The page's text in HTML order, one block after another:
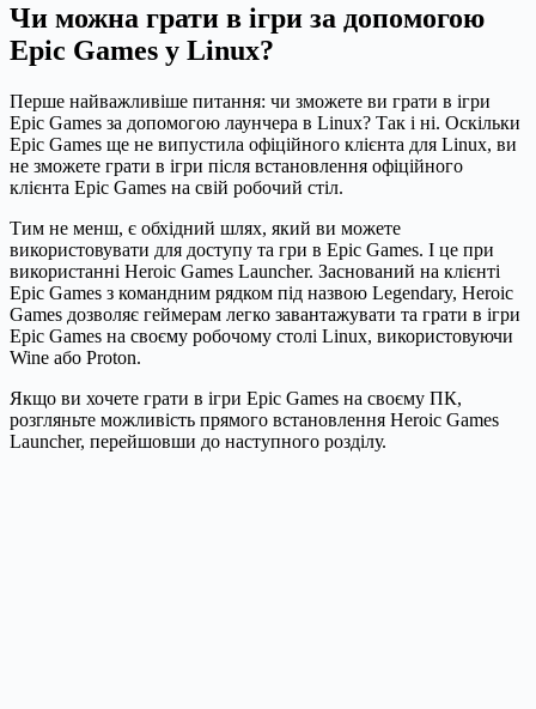
Чи можна грати в ігри за допомогою
Epic Games у Linux?
Перше найважливіше питання: чи зможете ви грати в ігри
Epic Games за допомогою лаунчера в Linux? Так і ні. Оскільки
Epic Games ще не випустила офіційного клієнта для Linux, ви
не зможете грати в ігри після встановлення офіційного
клієнта Epic Games на свій робочий стіл.
Тим не менш, є обхідний шлях, який ви можете
використовувати для доступу та гри в Epic Games. І це при
використанні Heroic Games Launcher. Заснований на клієнті
Epic Games з командним рядком під назвою Legendary, Heroic
Games дозволяє геймерам легко завантажувати та грати в ігри
Epic Games на своєму робочому столі Linux, використовуючи
Wine або Proton.
Якщо ви хочете грати в ігри Epic Games на своєму ПК,
розгляньте можливість прямого встановлення Heroic Games
Launcher, перейшовши до наступного розділу.